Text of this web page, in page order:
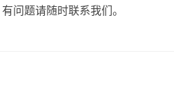
问题请随时联系我们。